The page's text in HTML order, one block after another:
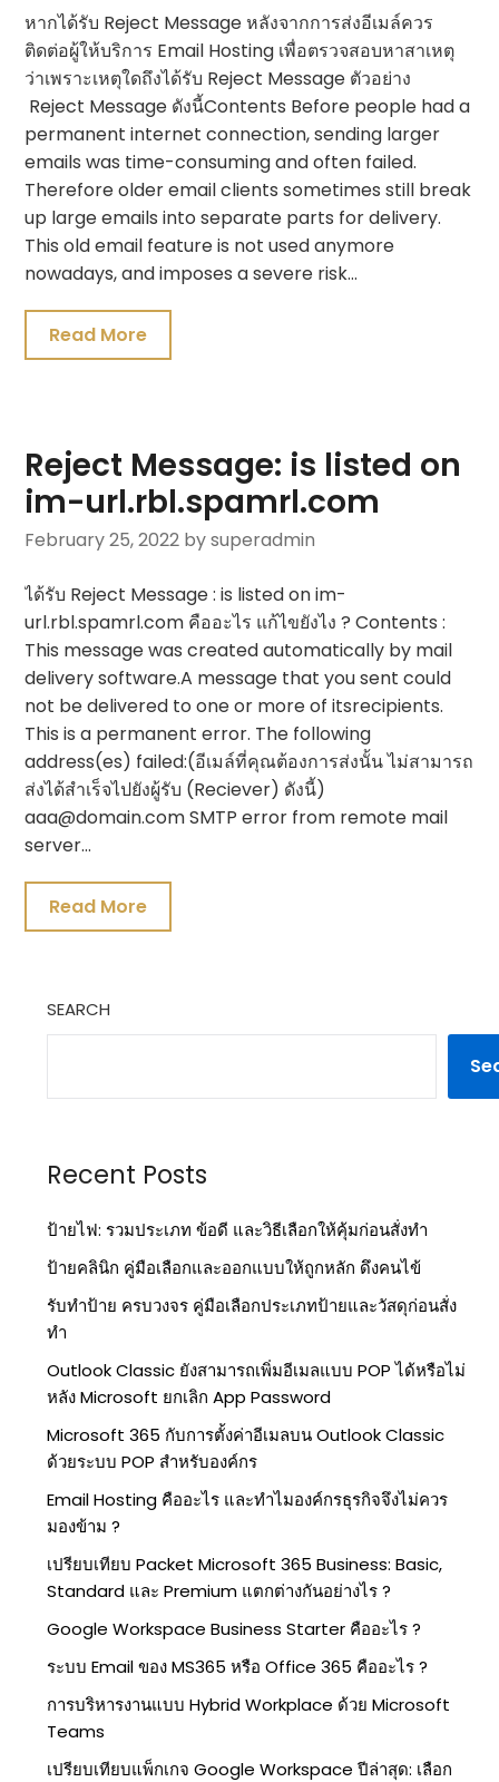
หากได้รับ Reject Message หลังจากการส่งอีเมล์ควร
ติดต่อผู้ให้บริการ Email Hosting เพื่อตรวจสอบหาสาเหตุ
ว่าเพราะเหตุใดถึงได้รับ Reject Message ตัวอย่าง
Reject Message ดังนี้Contents Before people had a
permanent internet connection, sending larger
emails was time-consuming and often failed.
Therefore older email clients sometimes still break
up large emails into separate parts for delivery.
This old email feature is not used anymore
nowadays, and imposes a severe risk…
Read More
Reject Message: is listed on
im-url.rbl.spamrl.com
February 25, 2022 by superadmin
ได้รับ Reject Message : is listed on im-
url.rbl.spamrl.com คืออะไร แก้ไขยังไง ? Contents :
This message was created automatically by mail
delivery software.A message that you sent could
not be delivered to one or more of itsrecipients.
This is a permanent error. The following
address(es) failed:(อีเมล์ที่คุณต้องการส่งนั้น ไม่สามารถ
ส่งได้สำเร็จไปยังผู้รับ (Reciever) ดังนี้)
aaa@domain.com SMTP error from remote mail
server…
Read More
SEARCH
Recent Posts
ป้ายไฟ: รวมประเภท ข้อดี และวิธีเลือกให้คุ้มก่อนสั่งทำ
ป้ายคลินิก คู่มือเลือกและออกแบบให้ถูกหลัก ดึงคนไข้
รับทำป้าย ครบวงจร คู่มือเลือกประเภทป้ายและวัสดุก่อนสั่ง
ทำ
Outlook Classic ยังสามารถเพิ่มอีเมลแบบ POP ได้หรือไม่
หลัง Microsoft ยกเลิก App Password
Microsoft 365 กับการตั้งค่าอีเมลบน Outlook Classic
ด้วยระบบ POP สำหรับองค์กร
Email Hosting คืออะไร และทำไมองค์กรธุรกิจจึงไม่ควร
มองข้าม ?
เปรียบเทียบ Packet Microsoft 365 Business: Basic,
Standard และ Premium แตกต่างกันอย่างไร ?
Google Workspace Business Starter คืออะไร ?
ระบบ Email ของ MS365 หรือ Office 365 คืออะไร ?
การบริหารงานแบบ Hybrid Workplace ด้วย Microsoft
Teams
เปรียบเทียบแพ็กเกจ Google Workspace ปีล่าสุด: เลือก